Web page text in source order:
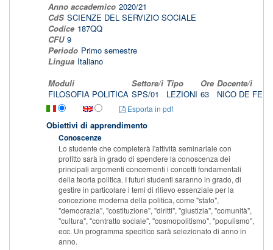
Anno accademico 2020/21
CdS SCIENZE DEL SERVIZIO SOCIALE
Codice 187QQ
CFU 9
Periodo Primo semestre
Lingua Italiano
Moduli
Settore/i Tipo Ore Docente/i
FILOSOFIA POLITICA SPS/01 LEZIONI 63 NICO DE
Esporta in pdf
Obiettivi di apprendimento
Conoscenze
Lo studente che completerà l'attività seminariale con
profitto sarà in grado di spendere la conoscenza dei
principali argomenti concernenti i concetti fondamentali
della teoria politica. I futuri studenti saranno in grado, di
gestire in particolare i temi di rilievo essenziale per la
concezione moderna della politica, come "stato",
"democrazia", "costituzione", "diritti", "giustizia", "comunità",
"cultura", "contratto sociale", "cosmopolitismo", "populismo",
ecc. Un programma specifico sarà selezionato di anno in
anno.